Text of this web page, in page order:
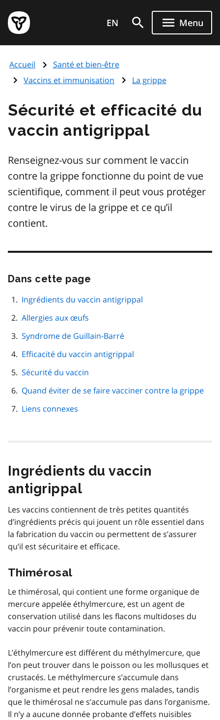
au
contenu
principal
Page
d'accueil
de
l'Ontario
EN Menu
Accueil
Santé et bien-être
Vaccins et immunisation
La grippe
Sécurité et efficacité du
vaccin antigrippal
Renseignez-vous sur comment le vaccin
contre la grippe fonctionne du point de vue
scientifique, comment il peut vous protéger
contre le virus de la grippe et ce qu’il
contient.
Dans cette page
navigation
Ingrédients du vaccin antigrippal
Allergies aux œufs
Syndrome de Guillain-Barré
Efficacité du vaccin antigrippal
Sécurité du vaccin
Quand éviter de se faire vacciner contre la grippe
Liens connexes
Ingrédients du vaccin
antigrippal
Les vaccins contiennent de très petites quantités
d’ingrédients précis qui jouent un rôle essentiel dans
la fabrication du vaccin ou permettent de s’assurer
qu’il est sécuritaire et efficace.
Thimérosal
Le thimérosal, qui contient une forme organique de
mercure appelée éthylmercure, est un agent de
conservation utilisé dans les flacons multidoses du
vaccin pour prévenir toute contamination.
L’éthylmercure est différent du méthylmercure, que
l’on peut trouver dans le poisson ou les mollusques et
crustacés. Le méthylmercure s’accumule dans
l’organisme et peut rendre les gens malades, tandis
que le thimérosal ne s’accumule pas dans l’organisme.
Il n’y a aucune donnée probante d’effets nuisibles